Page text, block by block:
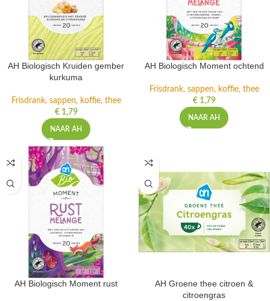
AH Biologisch Kruiden gember
kurkuma
Frisdrank, sappen, koffie, thee
€1,79
NAAR AH
AH Biologisch Moment ochtend
Frisdrank, sappen, koffie, thee
€1,79
NAAR AH
AH Biologisch Moment rust
AH Groene thee citroen &
citroengras